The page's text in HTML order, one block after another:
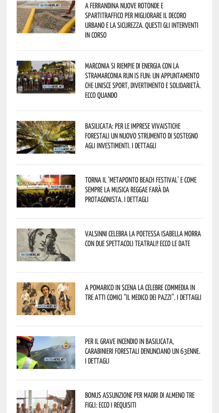
A Ferrandina nuove rotonde e
spartitraffico per migliorare il decoro
urbano e la sicurezza. Questi gli interventi
in corso
Marconia si riempie di energia con la
StraMarconia Run is Fun: un appuntamento
che unisce sport, divertimento e solidarietà.
Ecco quando
Basilicata: per le imprese vivaistiche
forestali un nuovo strumento di sostegno
agli investimenti. I dettagli
Torna il ‘Metaponto beach festival’ e come
sempre la musica reggae farà da
protagonista. I dettagli
Valsinni celebra la poetessa Isabella Morra
con due spettacoli teatrali! Ecco le date
A Pomarico in scena la celebre commedia in
tre atti comici “Il medico dei pazzi”. I dettagli
Per il grave incendio in Basilicata,
Carabinieri forestali denunciano un 63enne.
I dettagli
Bonus assunzione per madri di almeno tre
figli: ecco i requisiti